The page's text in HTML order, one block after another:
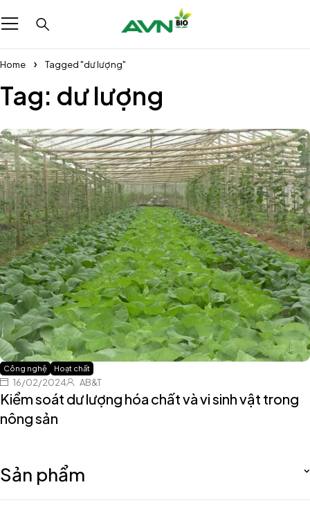
Home Tagged "dư lượng"
Tag: dư lượng
Công nghệ Hoạt chất
16/02/2024 AB&T
Kiểm soát dư lượng hóa chất và vi sinh vật trong
nông sản
Sản phẩm